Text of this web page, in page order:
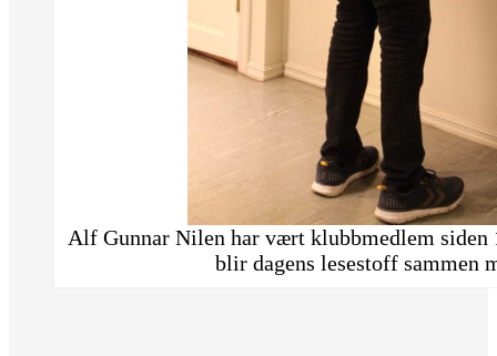
Alf Gunnar Nilen har vært klubbmedlem siden
blir dagens lesestoff sammen